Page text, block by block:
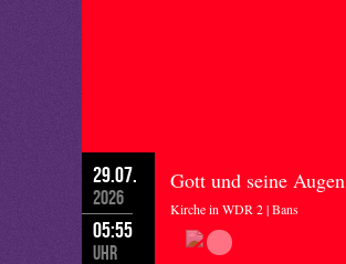
29.07.
2026
05:55
Uhr
Gott und seine Augen
Kirche in WDR 2 | Bans